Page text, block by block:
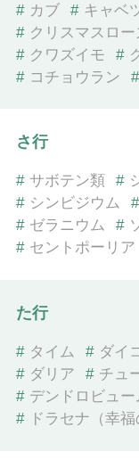
# カブ # キャベ
# クリスマスロー
# クワズイモ #
# コチョウラン #
さ行
# サボテン類 #
# シンビジウム #
# ゼラニウム #
# セントポーリア
た行
# タイム # ダイ
# ダリア # チュ
# デンドロビュー
#
ドラセナ（幸福